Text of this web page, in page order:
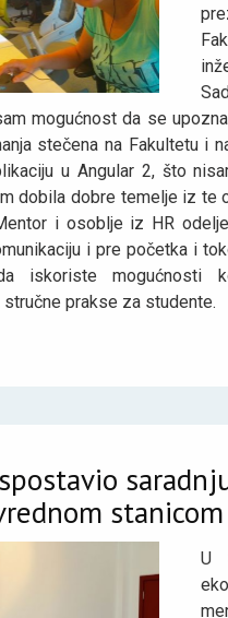
mogućnost da se
stečena na Fakultetu i
u Angular 2, što
dobila dobre temelje iz te
i osoblje iz HR
i pre početka i
iskoriste mogućnosti
stručne prakse za studente.
U